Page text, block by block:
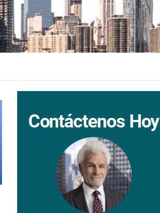
Contáctenos Hoy